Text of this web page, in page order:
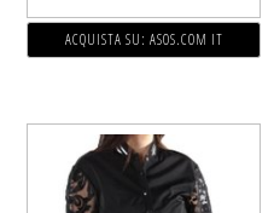
ACQUISTA SU: ASOS.COM IT